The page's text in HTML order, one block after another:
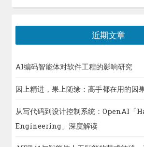
近期文章
AI编码智能体对软件工程的影响研究
因上精进，果上随缘：高手都在用的因
从写代码到设计控制系统：OpenAI「
Engineering」深度解读